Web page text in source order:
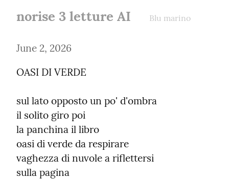
norise 3 letture AI Blu marino
June 2, 2026
OASI DI VERDE
sul lato opposto un po' d'ombra
il solito giro poi
la panchina il libro
oasi di verde da respirare
vaghezza di nuvole a riflettersi
sulla pagina